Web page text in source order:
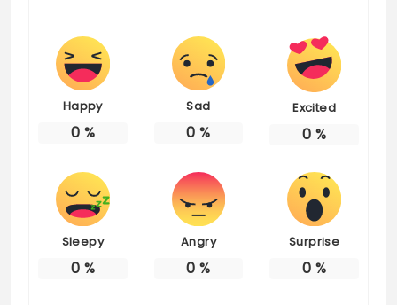
Happy
0 %
Sad
0 %
Excited
0 %
Sleepy
0 %
Angry
0 %
Surprise
0 %